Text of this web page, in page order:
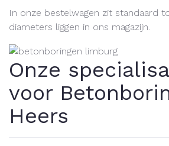
In onze bestelwagen zit standaard
diameters liggen in ons magazijn.
Onze
voor
Heers